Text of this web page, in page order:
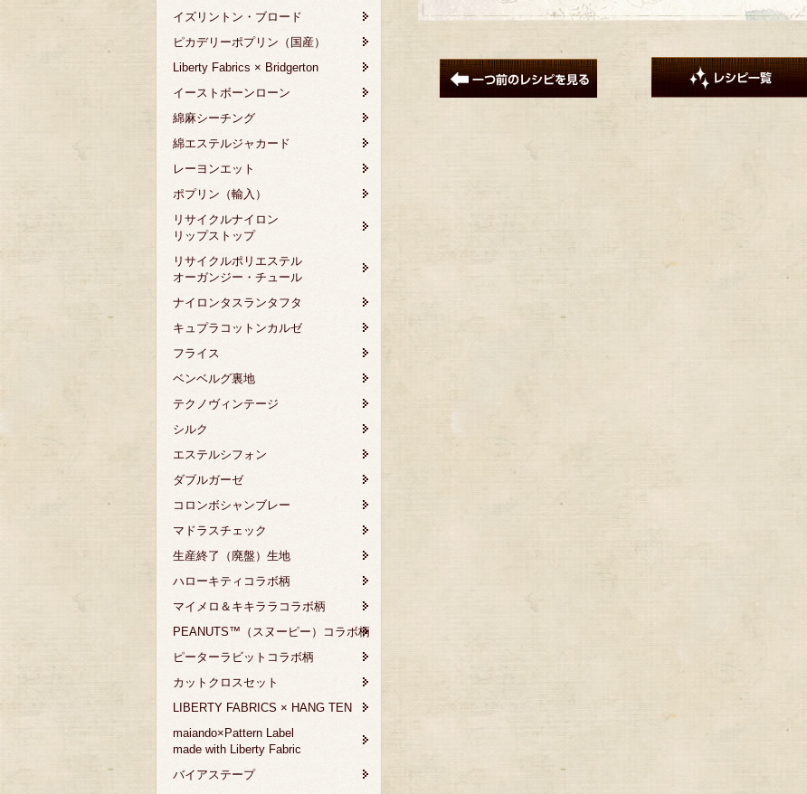
イズリントン・ブロード
ピカデリーポプリン（国産）
Liberty Fabrics × Bridgerton
イーストボーンローン
綿麻シーチング
綿エステルジャカード
レーヨンエット
ポプリン（輸入）
リサイクルナイロン
リップストップ
リサイクルポリエステル
オーガンジー・チュール
ナイロンタスランタフタ
キュプラコットンカルゼ
フライス
ベンベルグ裏地
テクノヴィンテージ
シルク
エステルシフォン
ダブルガーゼ
コロンボシャンブレー
マドラスチェック
生産終了（廃盤）生地
ハローキティコラボ柄
マイメロ＆キキララコラボ柄
PEANUTS™（スヌーピー）コラボ柄
ピーターラビットコラボ柄
カットクロスセット
LIBERTY FABRICS × HANG TEN
maiando×Pattern Label
made with Liberty Fabric
バイアステープ